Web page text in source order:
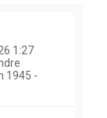
1:27
1945 -